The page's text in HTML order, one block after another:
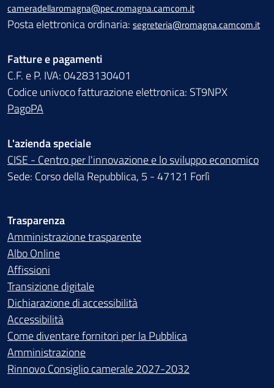
cameradellaromagna@pec.romagna.camcom.it
Posta elettronica ordinaria: segreteria@romagna.camcom.it
Fatture e pagamenti
C.F. e P. IVA: 04283130401
Codice univoco fatturazione elettronica: ST9NPX
PagoPA
L'azienda speciale
CISE - Centro per l'innovazione e lo sviluppo economico
Sede: Corso della Repubblica, 5 - 47121 Forlì
Trasparenza
Amministrazione trasparente
Albo Online
Affissioni
Transizione digitale
Dichiarazione di accessibilità
Accessibilità
Come diventare fornitori per la Pubblica
Amministrazione
Rinnovo Consiglio camerale 2027-2032